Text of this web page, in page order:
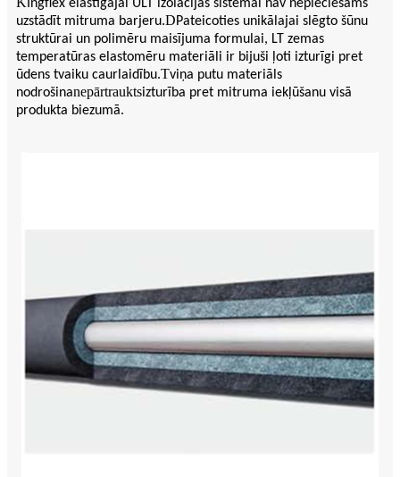
Ingflex elastīgajai ULT izolācijas sistēmai nav nepieciešams
uzstādīt mitruma barjeru.DPateicoties unikālajai slēgto šūnu
struktūrai un polimēru maisījuma formulai, LT zemas
temperatūras elastomēru materiāli ir bijuši ļoti izturīgi pret
ūdens tvaiku caurlaidību.Tviņa putu materiāls
nodrošinanepārtrauktsizturība pret mitruma iekļūšanu visā
produkta biezumā.